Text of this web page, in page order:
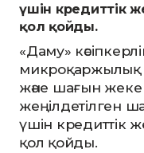
үшін кредиттік
қол қойды.
«Даму»
микроқаржылық
және шағын жеке
жеңілдетілген
үшін кредиттік
қол қойды.